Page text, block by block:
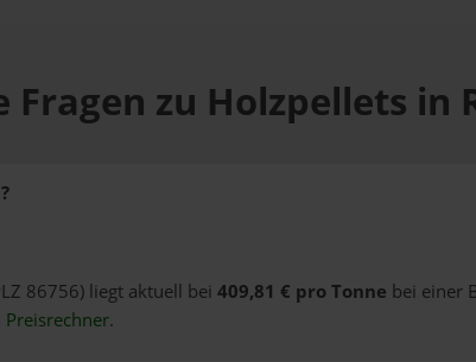
Fragen zu Holzpellets in
86756) liegt aktuell bei 409,81 € pro Tonne bei einer
Preisrechner.